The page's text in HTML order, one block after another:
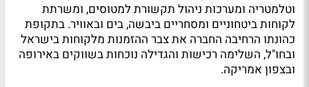
וטלמטריה ומערכות ניהול תקשורת למטוסים, ומשרתת
לקוחות ביטחוניים ומסחריים ביבשה, בים ובאוויר. בתקופת
כהונתו הרחיבה החברה את צבר ההזמנות מלקוחות בישראל
ובחו"ל, השלימה רכישות והגדילה נוכחות בשווקים באירופה
ובצפון אמריקה.